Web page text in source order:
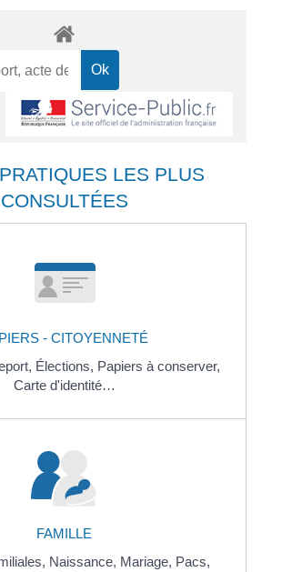
LES PLUS
CONSULTÉES
- CITOYENNETÉ
Élections, Papiers à conserver,
Carte d'identité…
FAMILLE
Naissance, Mariage, Pacs,